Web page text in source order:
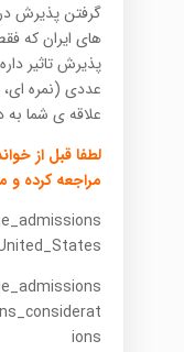
گرفتن پذیرش
های ایران که
پذیرش تاثیر
عددی (نمره
علاقه ی شما
لطفا قبل از
مراجعه کرده و
ions